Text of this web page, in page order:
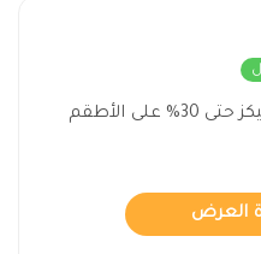
خصومات سليكز حتى 30% على الأطقم
العرض